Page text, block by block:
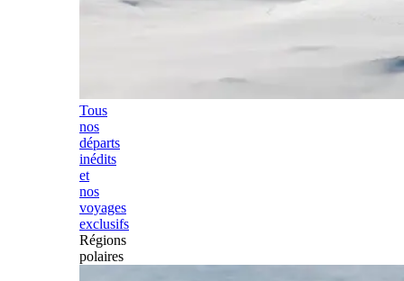
Tous
nos
départs
inédits
et
nos
voyages
exclusifs
Régions
polaires